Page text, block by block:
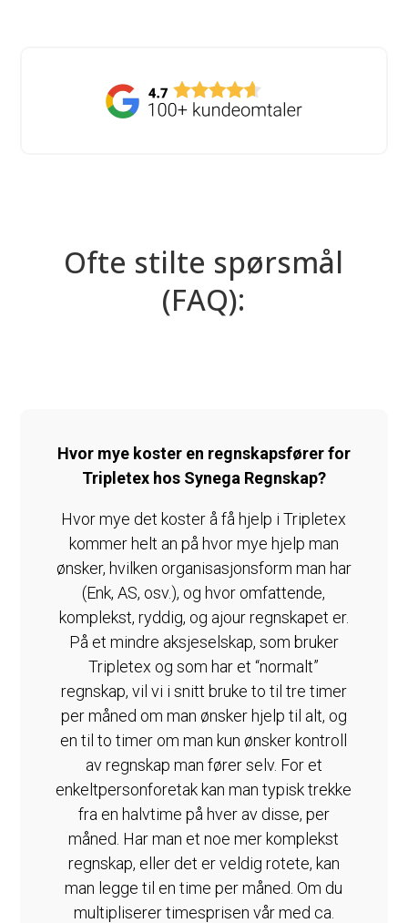
Ofte stilte spørsmål
(FAQ):
Hvor mye koster en regnskapsfører for
Tripletex hos Synega Regnskap?
Hvor mye det koster å få hjelp i Tripletex
kommer helt an på hvor mye hjelp man
ønsker, hvilken organisasjonsform man har
(Enk, AS, osv.), og hvor omfattende,
komplekst, ryddig, og ajour regnskapet er.
På et mindre aksjeselskap, som bruker
Tripletex og som har et “normalt”
regnskap, vil vi i snitt bruke to til tre timer
per måned om man ønsker hjelp til alt, og
en til to timer om man kun ønsker kontroll
av regnskap man fører selv. For et
enkeltpersonforetak kan man typisk trekke
fra en halvtime på hver av disse, per
måned. Har man et noe mer komplekst
regnskap, eller det er veldig rotete, kan
man legge til en time per måned. Om du
multipliserer timesprisen vår med ca.